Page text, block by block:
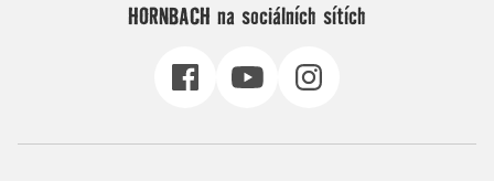
HORNBACH na sociálních sítích